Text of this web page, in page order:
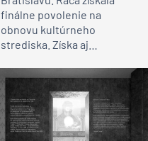
finálne povolenie na
obnovu kultúrneho
strediska. Získa aj